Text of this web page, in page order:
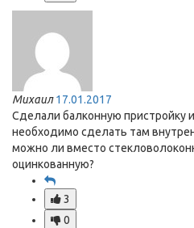
Михаил 17.01.2017
Сделали балконную пристройку
необходимо сделать там
можно ли вместо
оцинкованную?
3
0